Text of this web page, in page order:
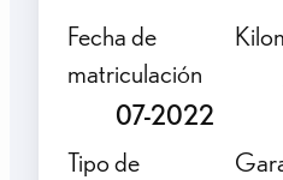
Fecha de
matriculación
07-2022
Tipo de